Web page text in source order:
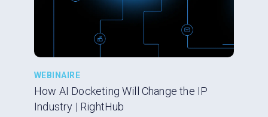
WEBINAIRE
How AI Docketing Will Change the IP
Industry | RightHub